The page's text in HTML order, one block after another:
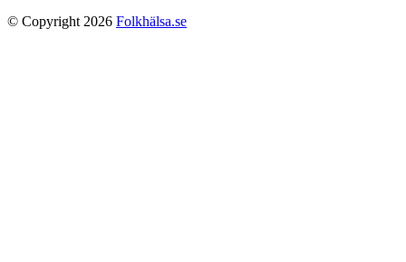
© Copyright 2026 Folkhälsa.se